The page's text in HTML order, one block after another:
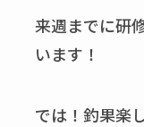
来週までに研
います！
では！釣果楽